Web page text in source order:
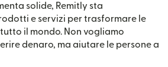
solide, Remitly sta
e servizi per trasformare le
il mondo. Non vogliamo
denaro, ma aiutare le persone a